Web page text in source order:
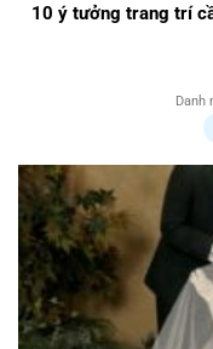
10 ý tưởng trang trí
Danh